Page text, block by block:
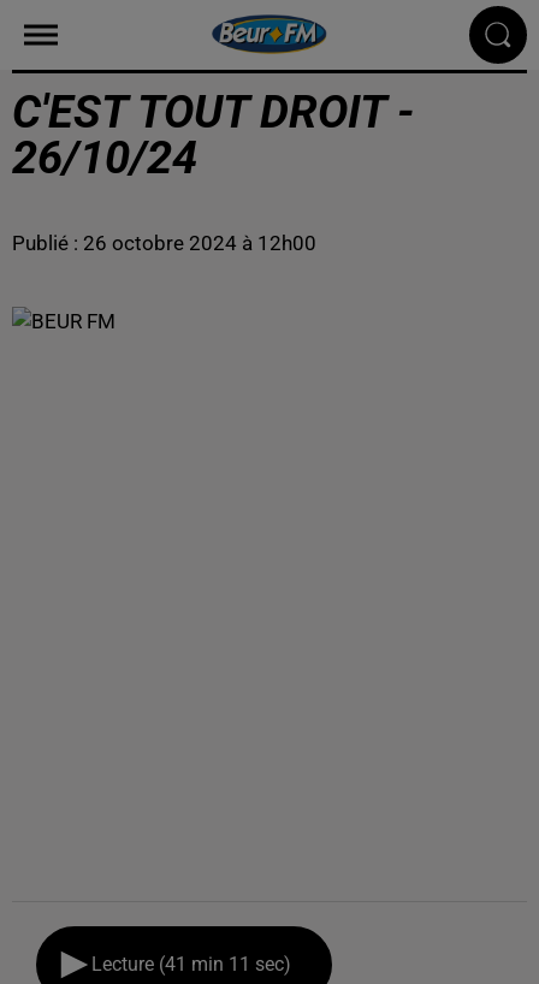
C'EST TOUT DROIT -
26/10/24
Publié : 26 octobre 2024 à 12h00
Lecture (41 min 11 sec)